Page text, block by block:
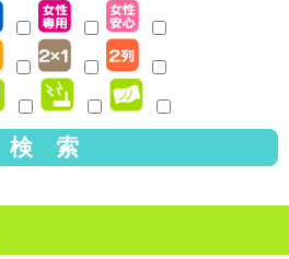
検 索